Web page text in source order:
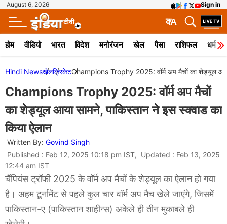
August 6, 2026 Sign in
A
क
होम वीडियो भारत विदेश मनोरंजन खेल पैसा राशिफल धर्म
Hindi Newsखेलक्रिकेटChampions Trophy 2025: वॉर्म अप मैचों का शेड्यूल आया
Champions Trophy 2025: वॉर्म अप मैचों
का शेड्यूल आया सामने, पाकिस्तान ने इस स्क्वाड का
किया ऐलान
Written By: Govind Singh
Published : Feb 12, 2025 10:18 pm IST, Updated : Feb 13, 2025
12:44 am IST
चैंपियंस ट्रॉफी 2025 के वॉर्म अप मैचों के शेड्यूल का ऐलान हो गया
है। अहम टूर्नामेंट से पहले कुल चार वॉर्म अप मैच खेले जाएंगे, जिसमें
पाकिस्तान-ए (पाकिस्तान शाहीन्स) अकेले ही तीन मुकाबले ही